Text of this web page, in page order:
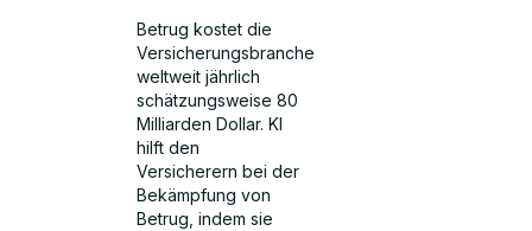
Betrug kostet die
Versicherungsbranche
weltweit jährlich
schätzungsweise 80
Milliarden Dollar. KI
hilft den
Versicherern bei der
Bekämpfung von
Betrug, indem sie